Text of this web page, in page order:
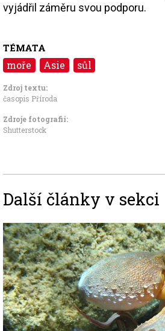
vyjádřil záměru svou podporu.
TÉMATA
moře Asie sůl
Zdroj textu:
časopis Příroda
Zdroje fotografii:
Shutterstock
Další články v sekci
Image